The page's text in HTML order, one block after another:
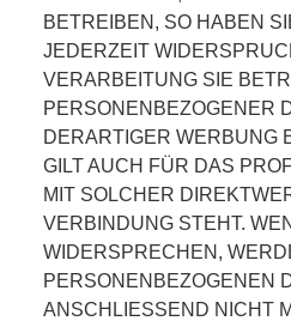
BETREIBEN, SO HABEN
JEDERZEIT
VERARBEITUNG SIE
PERSONENBEZOGENER
DERARTIGER WERBUNG
GILT AUCH FÜR DAS
MIT SOLCHER
VERBINDUNG STEHT.
WIDERSPRECHEN,
PERSONENBEZOGENEN
ANSCHLIESSEND NICHT